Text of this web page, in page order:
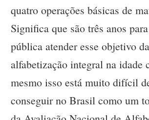
quatro operações básicas de
Significa que são três anos
pública atender esse objetivo da
alfabetização integral na idade
mesmo isso está muito difícil
conseguir no Brasil como um